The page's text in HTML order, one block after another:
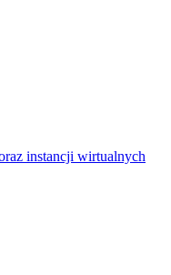
instancji wirtualnych